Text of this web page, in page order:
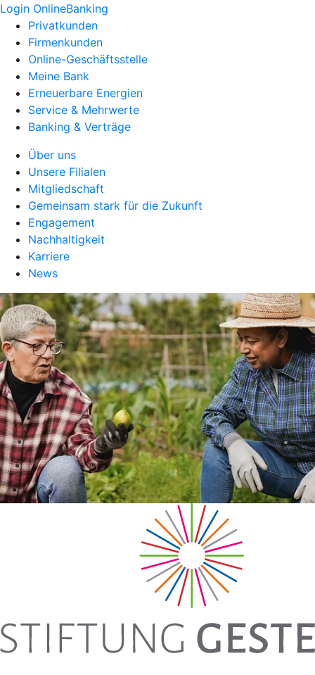
Login OnlineBanking
Privatkunden
Firmenkunden
Online-Geschäftsstelle
Meine Bank
Erneuerbare Energien
Service & Mehrwerte
Banking & Verträge
Über uns
Unsere Filialen
Mitgliedschaft
Gemeinsam stark für die Zukunft
Engagement
Nachhaltigkeit
Karriere
News